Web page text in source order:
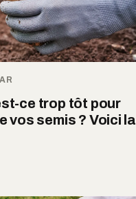
ce trop tôt pour
vos semis ? Voici la